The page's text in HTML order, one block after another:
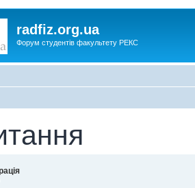
radfiz.org.ua
Форум студентів факультету РЕКС